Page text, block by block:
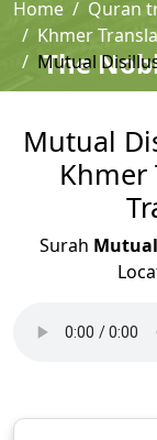
The
Home
Quran
Khmer
Mutual
Mutual
Khmer
Surah